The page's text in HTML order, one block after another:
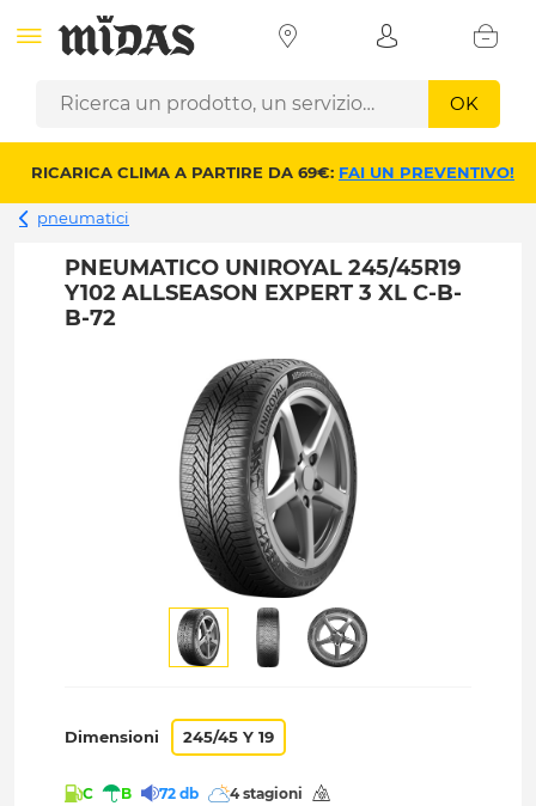
OK
RICARICA CLIMA A PARTIRE DA 69€: FAI UN PREVENTIVO!
pneumatici
PNEUMATICO UNIROYAL 245/45R19
Y102 ALLSEASON EXPERT 3 XL C-B-
B-72
Dimensioni 245/45 Y 19
C B 72 db 4 stagioni